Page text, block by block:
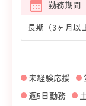
勤務期間
長期（3ヶ月以
未経験応援
週5日勤務